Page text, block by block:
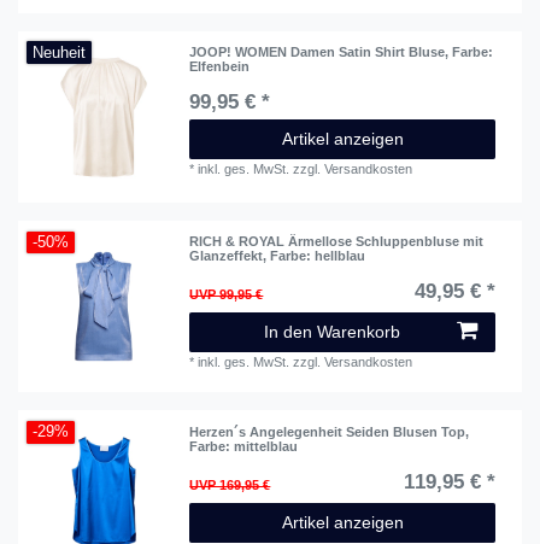
Neuheit JOOP! WOMEN Damen Satin Shirt Bluse, Farbe:
Elfenbein
99,95 € *
Artikel anzeigen
*inkl. ges. MwSt. zzgl.Versandkosten
-50%
RICH & ROYAL Ärmellose Schluppenbluse mit
Glanzeffekt, Farbe: hellblau
UVP 99,95 € 49,95 € *
In den Warenkorb
*inkl. ges. MwSt. zzgl.Versandkosten
-29% Herzen´s Angelegenheit Seiden Blusen Top,
Farbe: mittelblau
UVP 169,95 € 119,95 € *
Artikel anzeigen